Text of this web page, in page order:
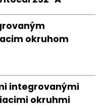
okruhom
integrovanými
okruhmi